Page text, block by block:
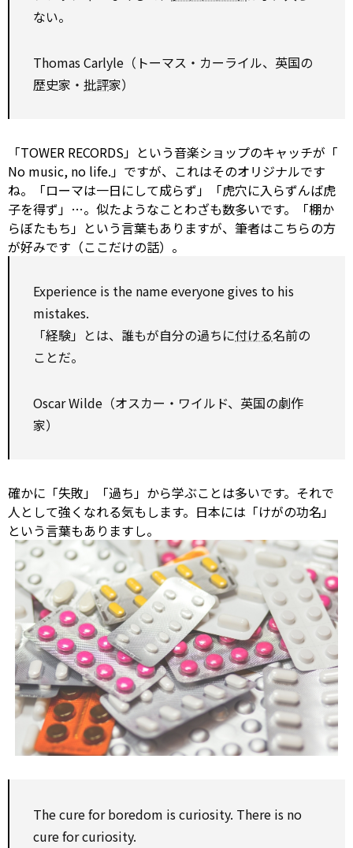
ない。
Thomas Carlyle（トーマス・カーライル、英国の
歴史家・ 批評家）
「TOWER RECORDS」という音楽ショップのキャッチが「
No music, no life.」ですが、これはそのオリジナルです
ね。「ローマは一日にして成らず」「虎穴に入らずんば虎
子を得ず」…。似たようなことわざも数多いです。「棚か
らぼたもち」という言葉もありますが、筆者はこちらの方
が好みです（ここだけの話）。
Experience is the name everyone gives to his
mistakes.
「経験」とは、誰もが自分の過ちに付ける名前の
ことだ。
Oscar Wilde（オスカー・ワイルド、英国の劇作
家）
確かに「失敗」「過ち」から学ぶことは多いです。それで
人として強くなれる気もします。日本には「けがの功名」
という言葉もありますし。
The curefor boredom is curiosity. There is no
cureforcuriosity.